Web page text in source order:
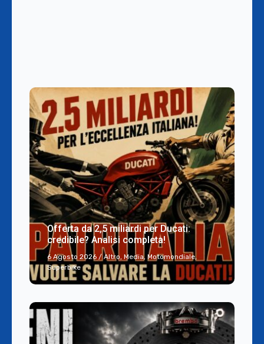
Offerta da 2,5 miliardi per Ducati:
credibile? Analisi completa!
6 Agosto 2026 / Altro, Media, Motomondiale,
Superbike